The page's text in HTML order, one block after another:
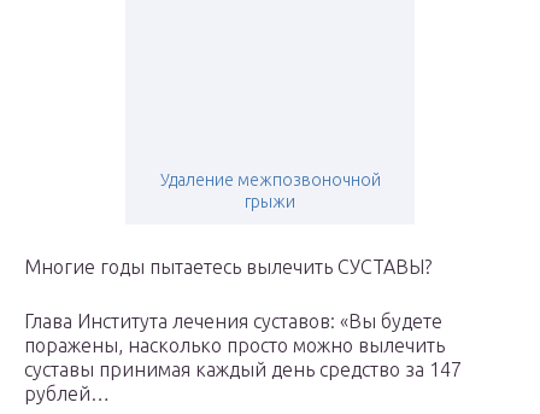
Удаление межпозвоночной
грыжи
Многие годы пытаетесь вылечить СУСТАВЫ?
Глава Института лечения суставов: «Вы будете
поражены, насколько просто можно вылечить
суставы принимая каждый день средство за 147
рублей…